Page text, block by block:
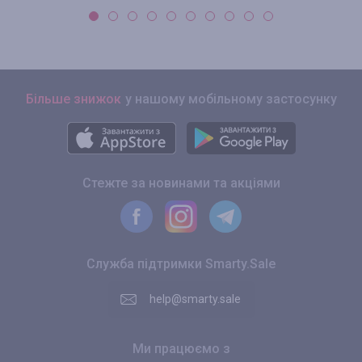
Більше знижок у нашому мобільному застосунку
Стежте за новинами та акціями
Служба підтримки Smarty.Sale
help@smarty.sale
Ми працюємо з